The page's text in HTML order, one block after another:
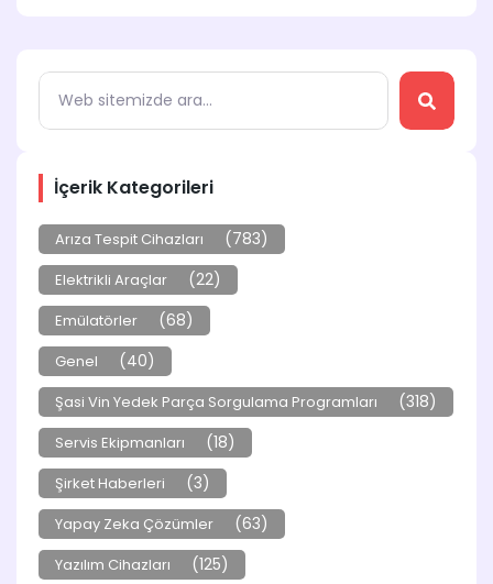
İçerik Kategorileri
Arıza Tespit Cihazları (783)
Elektrikli Araçlar (22)
Emülatörler (68)
Genel (40)
Şasi Vin Yedek Parça Sorgulama Programları (318)
Servis Ekipmanları (18)
Şirket Haberleri (3)
Yapay Zeka Çözümler (63)
Yazılım Cihazları (125)